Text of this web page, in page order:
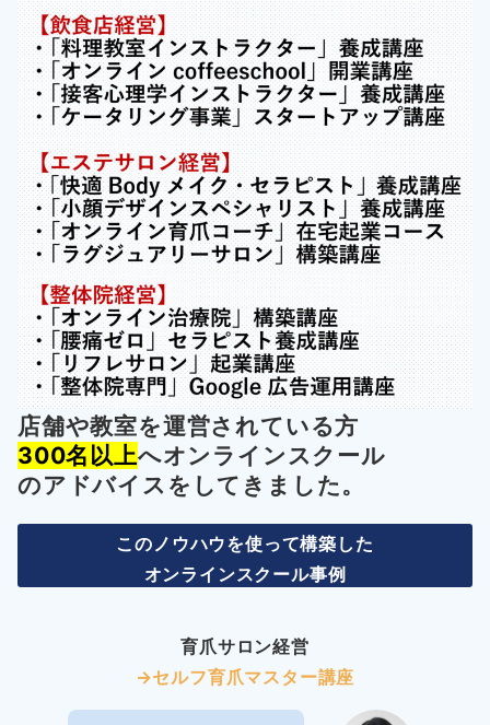
店舗や教室を運営されている方
300名以上へオンラインスクール
のアドバイスをしてきました。
このノウハウを使って構築した
オンラインスクール事例
育爪サロン経営
→セルフ育爪マスター講座